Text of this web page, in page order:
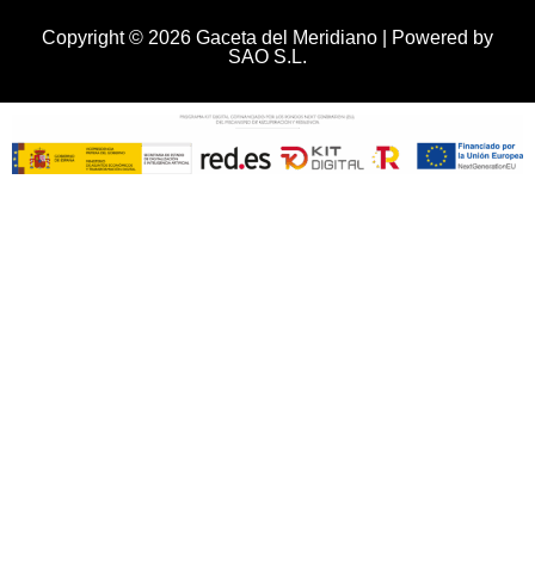
Copyright © 2026 Gaceta del Meridiano | Powered by
SAO S.L.